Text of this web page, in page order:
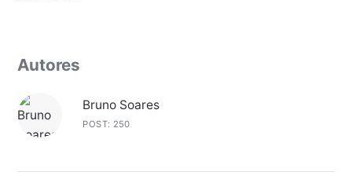
Autores
Bruno Soares
POST: 250